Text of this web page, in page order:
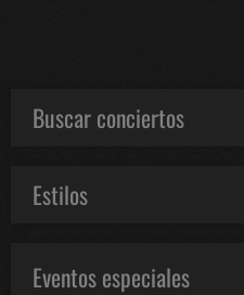
Buscar conciertos
Estilos
Eventos especiales